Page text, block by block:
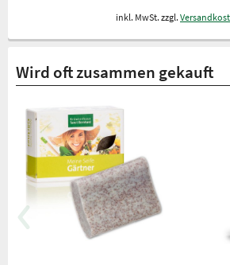
inkl. MwSt. zzgl.
Wird oft zusammen gekauft